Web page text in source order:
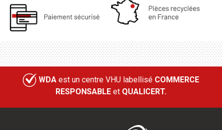
WDA est un centre VHU labellisé COMMERCE
RESPONSABLE et QUALICERT.